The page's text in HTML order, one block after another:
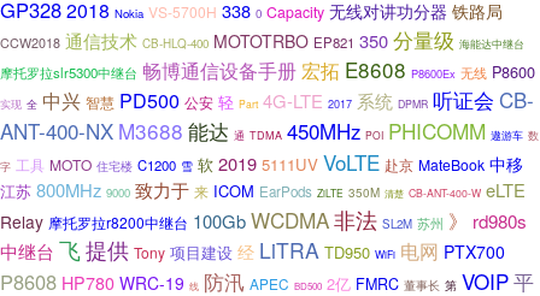
GP3282018 Nokia VS-5700H 338 0 Capacity 无线对讲功分器 铁路局
CCW2018 通信技术 CB-HLQ-400 MOTOTRBO EP821 350分量级 海能达中继台
摩托罗拉slr5300中继台 畅博通信设备手册宏拓 E8608 P8600Ex 无线 P8600
实现 全 中兴 智慧 PD500 公安 轻 Part 4G-LTE 2017 系统 DPMR 听证会 CB-
ANT-400-NX M3688 能达 通 TDMA 450MHz POI PHICOMM 遨游车 数
字 工具 MOTO 住宅楼 C1200 雪 软 2019 5111UV VoLTE 赴京 MateBook 中移
江苏 800MHz 9000 致力于 来 ICOM EarPods ZiLTE 350M 清楚 CB-ANT-400-W eLTE
Relay 摩托罗拉r8200中继台 100GbWCDMA非法 SL2M 苏州 》
rd980s
中继台 飞提供 Tony 项目建设 经 LiTRA TD950 WiFi 电网 PTX700
P8608 HP780 WRC-19 线 防汛 APEC BD500 2亿 FMRC 董事长 第 VOIP平